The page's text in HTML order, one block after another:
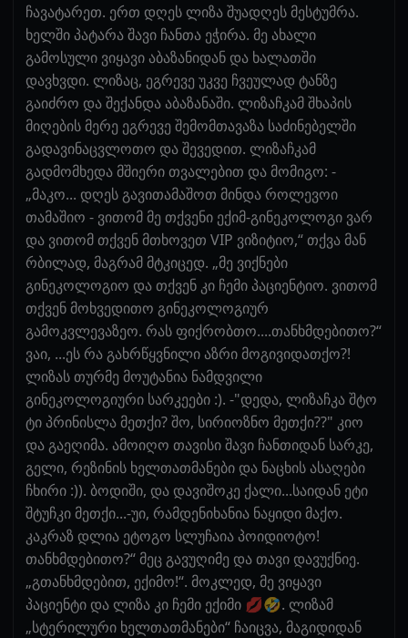
ჩავატარეთ. ერთ დღეს ლიზა შუადღეს მესტუმრა.
ხელში პატარა შავი ჩანთა ეჭირა. მე ახალი
გამოსული ვიყავი აბაზანიდან და ხალათში
დავხვდი. ლიზაც, ეგრევე უკვე ჩვეულად ტანზე
გაიძრო და შექანდა აბაზანაში. ლიზაჩკამ შხაპის
მიღების მერე ეგრევე შემომთავაზა საძინებელში
გადავინაცვლოთო და შევედით. ლიზაჩკამ
გადმომხედა მშიერი თვალებით და მომიგო: -
„მაკო... დღეს გავითამაშოთ მინდა როლევოი
თამაშიო - ვითომ მე თქვენი ექიმ-გინეკოლოგი ვარ
და ვითომ თქვენ მთხოვეთ VIP ვიზიტიო,“ თქვა მან
რბილად, მაგრამ მტკიცედ. „მე ვიქნები
გინეკოლოგიო და თქვენ კი ჩემი პაციენტიო. ვითომ
თქვენ მოხვედითო გინეკოლოგიურ
გამოკვლევაზეო. რას ფიქრობთო....თანხმდებითო?“
ვაი, ...ეს რა გახრწყვნილი აზრი მოგივიდათქო?!
ლიზას თურმე მოუტანია ნამდვილი
გინეკოლოგიური სარკეები :). -"დედა, ლიზაჩკა შტო
ტი პრინისლა მეთქი? შო, სირიოზნო მეთქი??" კიო
და გაეღიმა. ამოიღო თავისი შავი ჩანთიდან სარკე,
გელი, რეზინის ხელთათმანები და ნაცხის ასაღები
ჩხირი :)). ბოდიში, და დავიშოკე ქალი...საიდან ეტი
შტუჩკი მეთქი...-უი, რამდენიხანია ნაყიდი მაქო.
კაკრაზ დლია ეტოგო სლუჩაია პოიდიოტო!
თანხმდებითო?“ მეც გავუღიმე და თავი დავუქნიე.
„გთანხმდებით, ექიმო!“. მოკლედ, მე ვიყავი
პაციენტი და ლიზა კი ჩემი ექიმი 💋🤣. ლიზამ
„სტერილური ხელთათმანები“ ჩაიცვა, მაგიდიდან